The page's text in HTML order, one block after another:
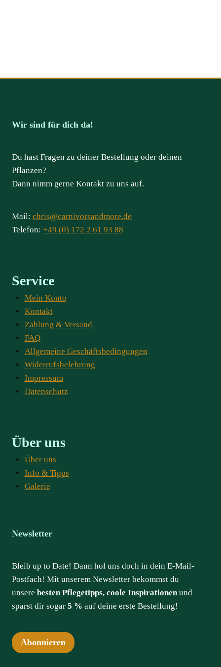
Wir sind für dich da!
Du hast Fragen zu deiner Bestellung oder deinen
Pflanzen?
Dann nimm gerne Kontakt zu uns auf.
Mail: chris@carnivorsandmore.de
Telefon: +49 (0) 172 2 61 93 88
Service
Mein Konto
Kontakt
Zahlung & Versand
FAQ
Allgemeine Geschäftsbedingungen
Widerrufsbelehrung
Impressum
Datenschutz
Über uns
Über uns
Info & Tipps
Galerie
Newsletter
Bleib up to Date! Dann hol uns doch in dein E-Mail-
Postfach! Mit unserem Newsletter bekommst du
unsere besten Pflegetipps, coole Inspirationenund
sparst dir sogar 5 % auf deine erste Bestellung!
Abonnieren